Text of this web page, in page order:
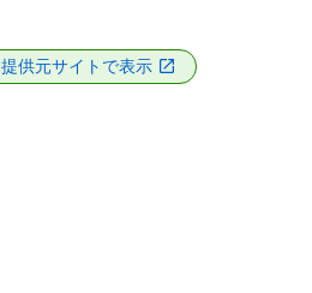
提供元サイトで表示